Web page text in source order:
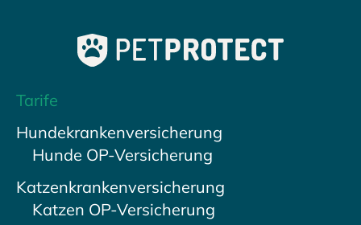
Tarife
Hundekrankenversicherung
Hunde OP-Versicherung
Katzenkrankenversicherung
Katzen OP-Versicherung